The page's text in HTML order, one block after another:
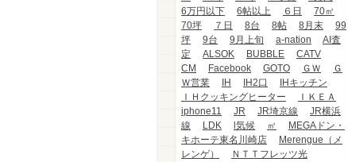
6万円以下
6帖以上 ６日
70㎡
70坪
７日 8台 8帖 8月末
99
坪
9台 9月上旬 a-nation
AI査
定
ALSOK BUBBLE
CATV
CM
Facebook GOTO ＧＷ
Ｇ
Ｗ営業
IH IH2口
IHキッチン
ＩＨクッキングヒーター
ＩＫＥＡ
iphone11
JR JR埼京線
JR横浜
線
LDK l気候 ㎡
MEGAドン・
キホーテ東名川崎店
Merengue（メ
レンゲ）
ＮＴＴフレッツ光